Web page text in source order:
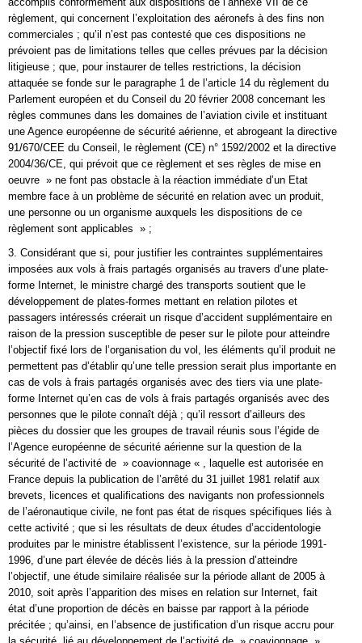
règlement, qui concernent l’exploitation des aéronefs à des fins non
commerciales ; qu’il n’est pas contesté que ces dispositions ne
prévoient pas de limitations telles que celles prévues par la décision
litigieuse ; que, pour instaurer de telles restrictions, la décision
attaquée se fonde sur le paragraphe 1 de l’article 14 du règlement du
Parlement européen et du Conseil du 20 février 2008 concernant les
règles communes dans les domaines de l’aviation civile et instituant
une Agence européenne de sécurité aérienne, et abrogeant la directive
91/670/CEE du Conseil, le règlement (CE) n° 1592/2002 et la directive
2004/36/CE, qui prévoit que ce règlement et ses règles de mise en
oeuvre » ne font pas obstacle à la réaction immédiate d’un Etat
membre face à un problème de sécurité en relation avec un produit,
une personne ou un organisme auxquels les dispositions de ce
règlement sont applicables » ;
3. Considérant que si, pour justifier les contraintes supplémentaires
imposées aux vols à frais partagés organisés au travers d’une plate-
forme Internet, le ministre chargé des transports soutient que le
développement de plates-formes mettant en relation pilotes et
passagers intéressés créerait un risque d’accident supplémentaire en
raison de la pression susceptible de peser sur le pilote pour atteindre
l’objectif fixé lors de l’organisation du vol, les éléments qu’il produit ne
permettent pas d’établir qu’une telle pression serait plus importante en
cas de vols à frais partagés organisés avec des tiers via une plate-
forme Internet qu’en cas de vols à frais partagés organisés avec des
personnes que le pilote connaît déjà ; qu’il ressort d’ailleurs des
pièces du dossier que les groupes de travail réunis sous l’égide de
l’Agence européenne de sécurité aérienne sur la question de la
sécurité de l’activité de » coavionnage « , laquelle est autorisée en
France depuis la publication de l’arrêté du 31 juillet 1981 relatif aux
brevets, licences et qualifications des navigants non professionnels
de l’aéronautique civile, ne font pas état de risques spécifiques liés à
cette activité ; que si les résultats de deux études d’accidentologie
produites par le ministre établissent l’existence, sur la période 1991-
1996, d’une part élevée de décès liés à la pression d’atteindre
l’objectif, une étude similaire réalisée sur la période allant de 2005 à
2010, soit après l’apparition des mises en relation sur Internet, fait
état d’une proportion de décès en baisse par rapport à la période
précitée ; qu’ainsi, en l’absence de justification d’un risque accru pour